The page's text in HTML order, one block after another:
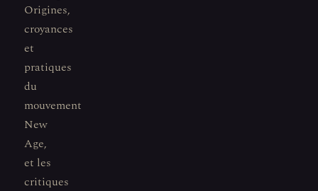
Origines,
croyances
et
pratiques
du
mouvement
New
Age,
et les
critiques